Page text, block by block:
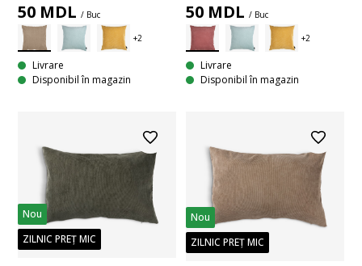
50 MDL / Buc
Livrare
Disponibil în magazin
50 MDL / Buc
Livrare
Disponibil în magazin
Nou
ZILNIC PREȚ MIC
Nou
ZILNIC PREȚ MIC